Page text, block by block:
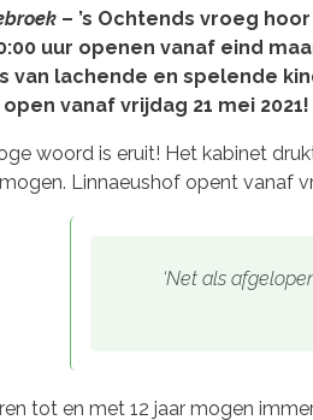
– ’s Ochtends vroeg
uur openen vanaf eind
van lachende en spelende
vanaf vrijdag 21 mei 2021!
woord is eruit! Het kabinet
Linnaeushof opent vanaf
‘Net als
tot en met 12 jaar mogen